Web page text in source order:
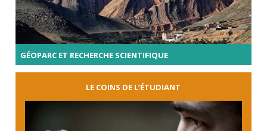
GÉOPARC ET RECHERCHE SCIENTIFIQUE
LE COINS DE L’ÉTUDIANT